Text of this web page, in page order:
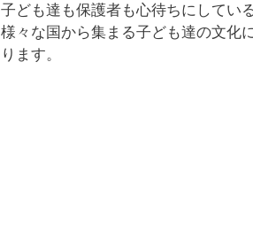
子ども達も保護者も心待ちにしてい
様々な国から集まる子ども達の文化
ります。